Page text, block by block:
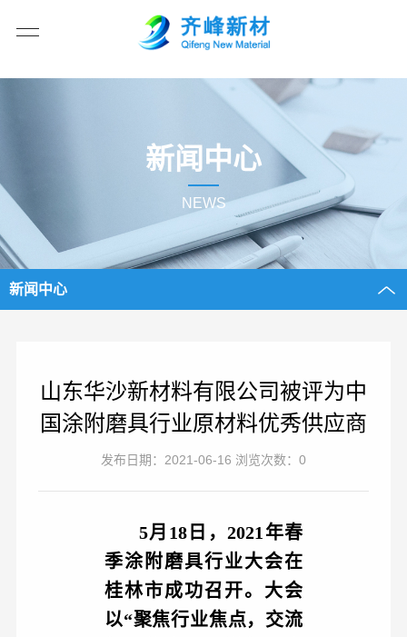
新闻中心
NEWS
新闻中心
山东华沙新材料有限公司被评为中
国涂附磨具行业原材料优秀供应商
发布日期：2021-06-16 浏览次数：0
5月18日，2021年春
季涂附磨具行业大会在
桂林市成功召开。大会
以“聚焦行业焦点，交流